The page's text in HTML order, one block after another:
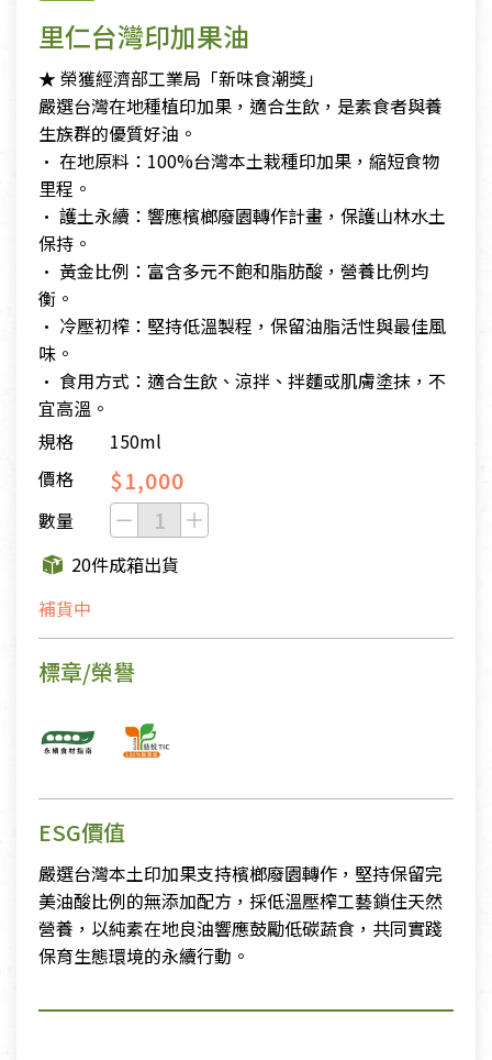
里仁台灣印加果油
★ 榮獲經濟部工業局「新味食潮獎」
嚴選台灣在地種植印加果，適合生飲，是素食者與養
生族群的優質好油。
• 在地原料：100%台灣本土栽種印加果，縮短食物
里程。
• 護土永續：響應檳榔廢園轉作計畫，保護山林水土
保持。
• 黃金比例：富含多元不飽和脂肪酸，營養比例均
衡。
• 冷壓初榨：堅持低溫製程，保留油脂活性與最佳風
味。
• 食用方式：適合生飲、涼拌、拌麵或肌膚塗抹，不
宜高溫。
規格
150ml
價格
$1,000
數量
20件成箱出貨
補貨中
標章/榮譽
ESG價值
嚴選台灣本土印加果支持檳榔廢園轉作，堅持保留完
美油酸比例的無添加配方，採低溫壓榨工藝鎖住天然
營養，以純素在地良油響應鼓勵低碳蔬食，共同實踐
保育生態環境的永續行動。